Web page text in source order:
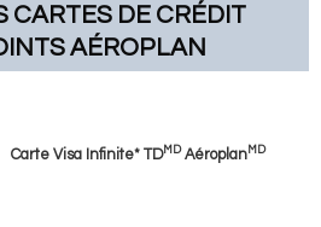
CARTES DE CRÉDIT
AÉROPLAN
Carte Visa Infinite* TDMDAéroplan MD